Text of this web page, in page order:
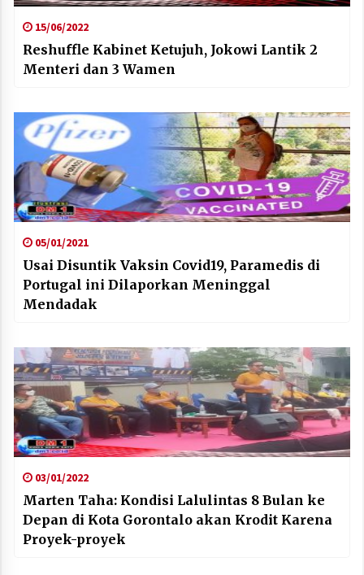
15/06/2022
Reshuffle Kabinet Ketujuh, Jokowi Lantik 2
Menteri dan 3 Wamen
05/01/2021
Usai Disuntik Vaksin Covid19, Paramedis di
Portugal ini Dilaporkan Meninggal
Mendadak
03/01/2022
Marten Taha: Kondisi Lalulintas 8 Bulan ke
Depan di Kota Gorontalo akan Krodit Karena
Proyek-proyek